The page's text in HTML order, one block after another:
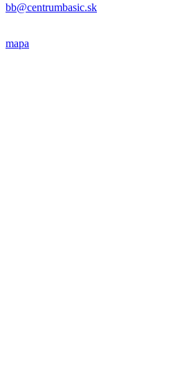
bb@centrumbasic.sk
mapa